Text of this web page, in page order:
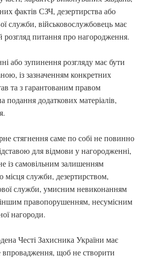
фактів СЗЧ, дезертирства або
служби, військовослужбовець має
розгляд питання про нагородження.
або зупинення розгляду має бути
із зазначенням конкретних
та з гарантованим правом
подання додаткових матеріалів,
стягнення саме по собі не повинно
для відмови у нагородженні,
із самовільним залишенням
місця служби, дезертирством,
служби, умисним невиконанням
іншим правопорушенням, несумісним
нагороди.
Честі Захисника України має
впровадження, щоб не створити